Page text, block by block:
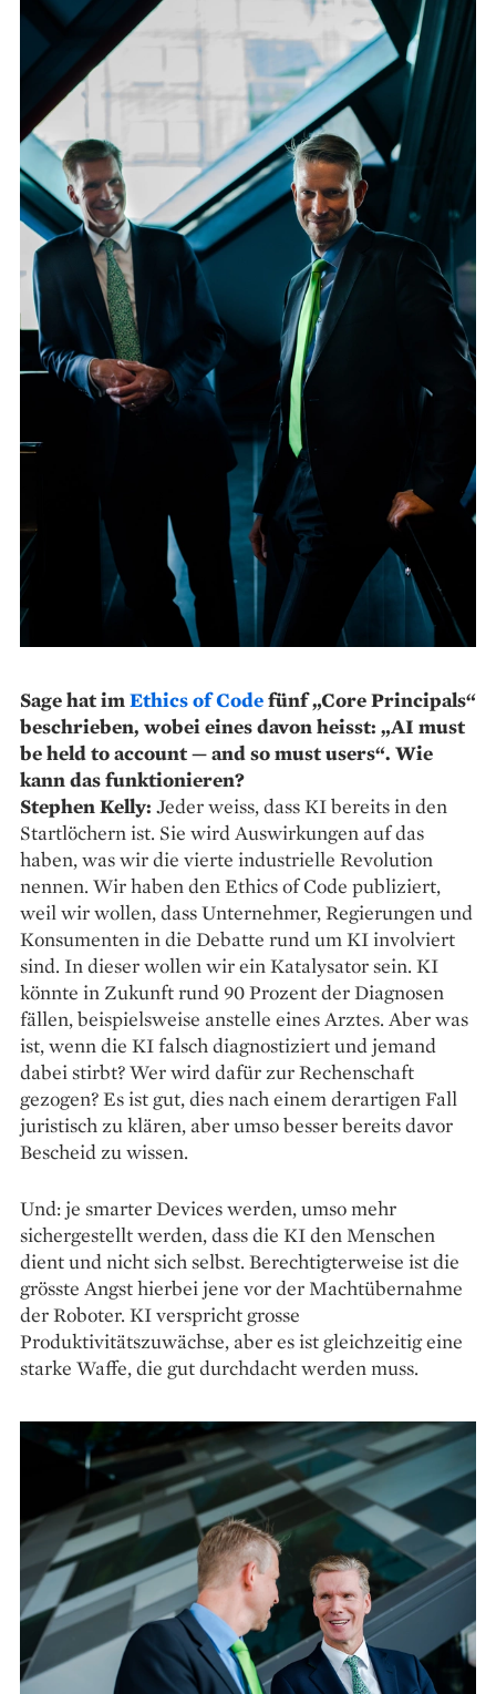
Sage hat im Ethics of Codefünf „Core Principals“
beschrieben, wobei eines davon heisst: „AI must
be held to account — and so must users“. Wie
kann das funktionieren?
Stephen Kelly: Jeder weiss, dass KI bereits in den
Startlöchern ist. Sie wird Auswirkungen auf das
haben, was wir die vierte industrielle Revolution
nennen. Wir haben den Ethics of Code publiziert,
weil wir wollen, dass Unternehmer, Regierungen und
Konsumenten in die Debatte rund um KI involviert
sind. In dieser wollen wir ein Katalysator sein. KI
könnte in Zukunft rund 90 Prozent der Diagnosen
fällen, beispielsweise anstelle eines Arztes. Aber was
ist, wenn die KI falsch diagnostiziert und jemand
dabei stirbt? Wer wird dafür zur Rechenschaft
gezogen? Es ist gut, dies nach einem derartigen Fall
juristisch zu klären, aber umso besser bereits davor
Bescheid zu wissen.
Und: je smarter Devices werden, umso mehr
sichergestellt werden, dass die KI den Menschen
dient und nicht sich selbst. Berechtigterweise ist die
grösste Angst hierbei jene vor der Machtübernahme
der Roboter. KI verspricht grosse
Produktivitätszuwächse, aber es ist gleichzeitig eine
starke Waffe, die gut durchdacht werden muss.